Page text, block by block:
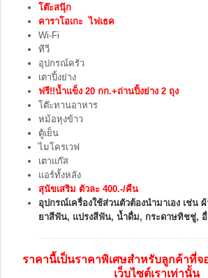
โต๊ะสนุ๊ก
คาราโอเกะ ไฟเธค
Wi-Fi
ทีวี
อุปกรณ์ครัว
เตาปิ้งย่าง
ฟรี!!น้ำแข็ง 20 กก.+ถ่านปิ้งย่าง 2 ถุง
โต๊ะทานอาหาร
หม้อหุงข้าว
ตู้เย็น
ไมโครเวฟ
เตาแก๊ส
แอร์ทั้งหลัง
สุนัขเสริม ตัวละ 400.-/คืน
อุปกรณ์เครื่องใช้ส่วนตัวต้องนำมาเอง เช่น
ยาสีฟัน, แปรงสีฟัน, น้ำดื่ม, กระดาษทิชชู่,
ราคานี้เป็นราคาพิเศษสำหรับลูกค้าที่จ
เว็บไซต์เราเท่านั้น